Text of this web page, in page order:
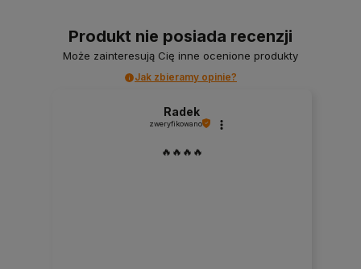
Produkt nie posiada recenzji
Może zainteresują Cię inne ocenione produkty
Jak zbieramy opinie?
Radek
zweryfikowano
🔥🔥🔥🔥